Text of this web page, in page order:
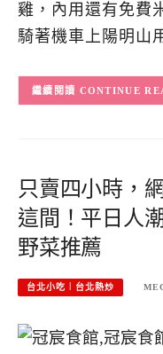
雞，內用還有免費
騎著機車上陽明山
CONTINUE
只賣四小時，
這間！平日人
野菜推薦
台北小吃︱台北熱炒